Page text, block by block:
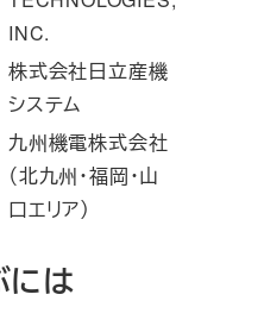
INC.
株式会社日立産機
システム
九州機電株式会社
（北九州・福岡・山
口エリア）
には